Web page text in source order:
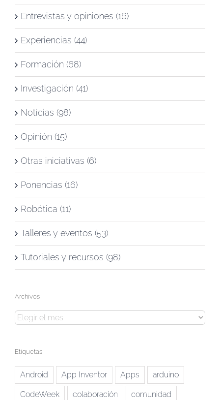
Entrevistas y opiniones (16)
Experiencias (44)
Formación (68)
Investigación (41)
Noticias (98)
Opinión (15)
Otras iniciativas (6)
Ponencias (16)
Robótica (11)
Talleres y eventos (53)
Tutoriales y recursos (98)
Archivos
Archivos
Etiquetas
Android App Inventor Apps arduino
CodeWeek colaboración comunidad